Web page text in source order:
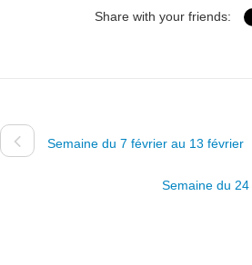
Share with your friends:
Semaine du 7 février au 13 février
Semaine du